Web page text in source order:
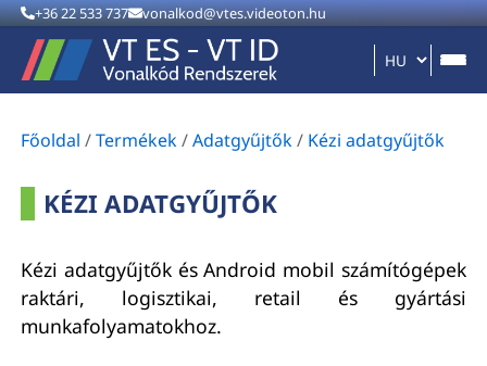
+36 22 533 737 vonalkod@vtes.videoton.hu
Főoldal /Termékek/Adatgyűjtők/ Kézi adatgyűjtők
KÉZI ADATGYŰJTŐK
Kézi adatgyűjtők és Android mobil számítógépek
raktári, logisztikai, retail és gyártási
munkafolyamatokhoz.